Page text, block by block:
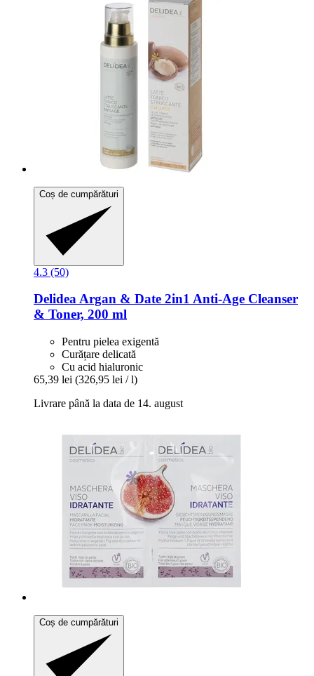
Coș de cumpărături
4.3 (50)
DelideaArgan & Date 2in1 Anti-​Age Cleanser
& Toner, 200 ml
Pentru pielea exigentă
Curățare delicată
Cu acid hialuronic
65,39 lei (326,95 lei / l)
Livrare până la data de 14. august
Coș de cumpărături